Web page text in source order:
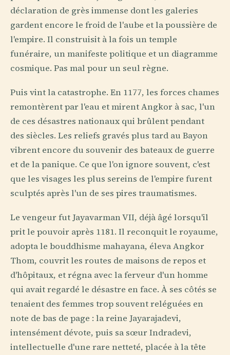
déclaration de grès immense dont les galeries
gardent encore le froid de l'aube et la poussière de
l'empire. Il construisit à la fois un temple
funéraire, un manifeste politique et un diagramme
cosmique. Pas mal pour un seul règne.
Puis vint la catastrophe. En 1177, les forces chames
remontèrent par l'eau et mirent Angkor à sac, l'un
de ces désastres nationaux qui brûlent pendant
des siècles. Les reliefs gravés plus tard au Bayon
vibrent encore du souvenir des bateaux de guerre
et de la panique. Ce que l'on ignore souvent, c'est
que les visages les plus sereins de l'empire furent
sculptés après l'un de ses pires traumatismes.
Le vengeur fut Jayavarman VII, déjà âgé lorsqu'il
prit le pouvoir après 1181. Il reconquit le royaume,
adopta le bouddhisme mahayana, éleva Angkor
Thom, couvrit les routes de maisons de repos et
d'hôpitaux, et régna avec la ferveur d'un homme
qui avait regardé le désastre en face. À ses côtés se
tenaient des femmes trop souvent reléguées en
note de bas de page : la reine Jayarajadevi,
intensément dévote, puis sa sœur Indradevi,
intellectuelle d'une rare netteté, placée à la tête